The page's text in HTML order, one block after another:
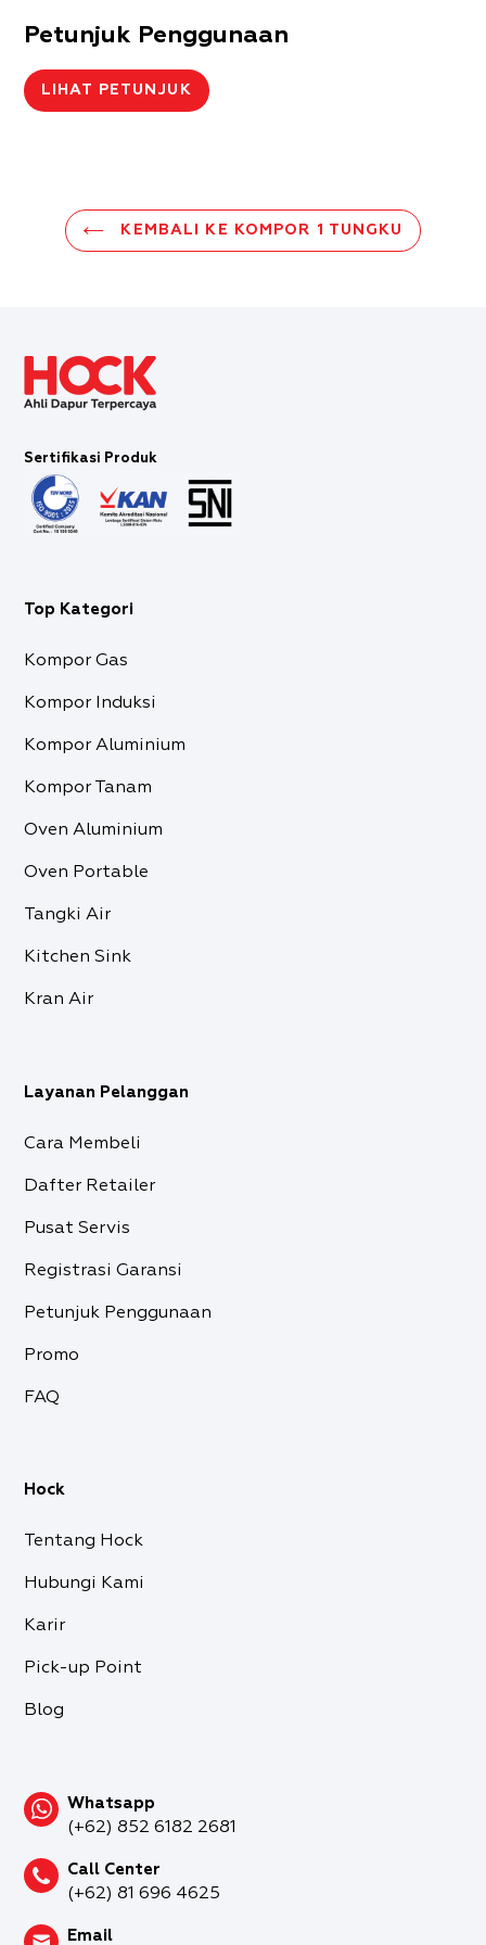
Petunjuk Penggunaan
LIHAT PETUNJUK
KEMBALI KE KOMPOR 1 TUNGKU
Sertifikasi Produk
Top Kategori
Kompor Gas
Kompor Induksi
Kompor Aluminium
Kompor Tanam
Oven Aluminium
Oven Portable
Tangki Air
Kitchen Sink
Kran Air
Layanan Pelanggan
Cara Membeli
Dafter Retailer
Pusat Servis
Registrasi Garansi
Petunjuk Penggunaan
Promo
FAQ
Hock
Tentang Hock
Hubungi Kami
Karir
Pick-up Point
Blog
Whatsapp
(+62) 852 6182 2681
Call Center
(+62) 81 696 4625
Email